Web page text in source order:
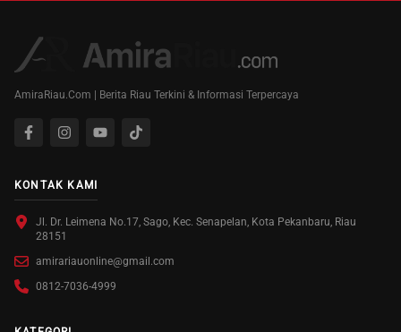
AmiraRiau.Com | Berita Riau Terkini & Informasi Terpercaya
KONTAK KAMI
Jl. Dr. Leimena No.17, Sago, Kec. Senapelan, Kota Pekanbaru, Riau
28151
amirariauonline@gmail.com
0812-7036-4999